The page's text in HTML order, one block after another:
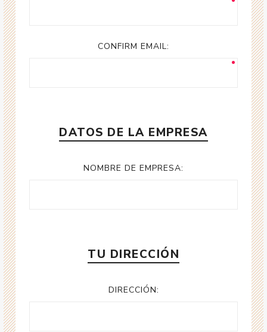
CONFIRM EMAIL:
DATOS DE LA EMPRESA
NOMBRE DE EMPRESA:
TU DIRECCIÓN
DIRECCIÓN: